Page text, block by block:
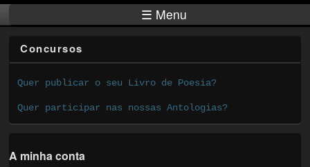
☰ Menu
Concursos
Quer publicar o seu Livro de Poesia?
Quer participar nas nossas Antologias?
A minha conta